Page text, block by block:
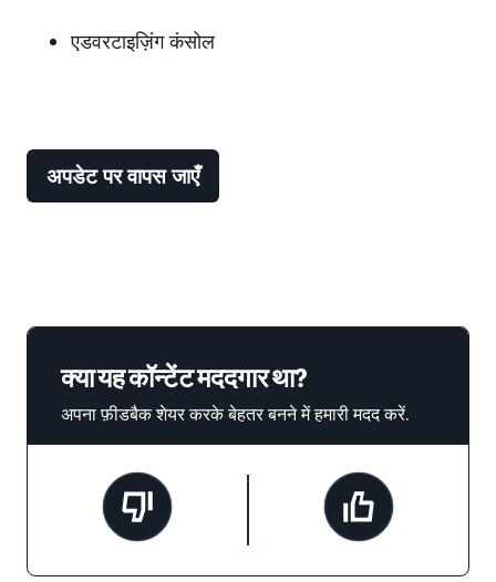
एडवरटाइज़िंग कंसोल
अपडेट पर वापस जाएँ
क्या यह कॉन्टेंट मददगार था?
अपना फ़ीडबैक शेयर करके बेहतर बनने में हमारी मदद करें.